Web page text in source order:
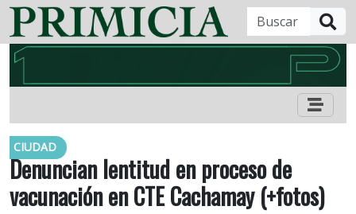
CIUDAD
Denuncian lentitud en proceso de
vacunación en CTE Cachamay (+fotos)